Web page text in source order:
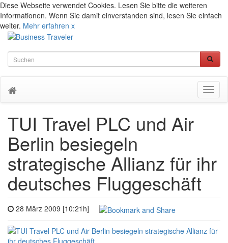
Diese Webseite verwendet Cookies. Lesen Sie bitte die weiteren
Informationen. Wenn Sie damit einverstanden sind, lesen Sie einfach
weiter. Mehr erfahren x
TUI Travel PLC und Air
Berlin besiegeln
strategische Allianz für ihr
deutsches Fluggeschäft
28 März 2009 [10:21h]